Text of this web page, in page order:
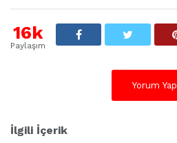
r
16k
Paylaşım
Yorum Yap
İlgili İçerik